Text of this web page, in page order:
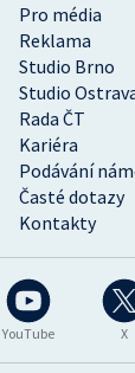
YouTube X
Pro média
Reklama
Studio Brno
Studio
Rada ČT
Kariéra
Podávání
Časté dotazy
Kontakty